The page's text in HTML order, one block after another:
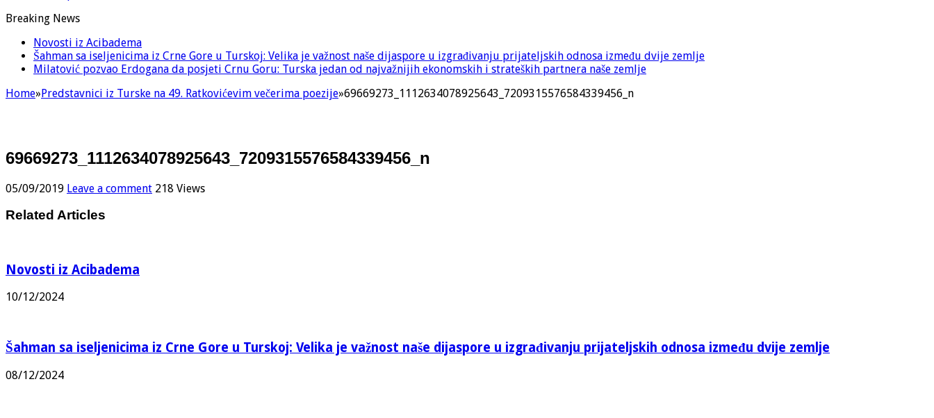
Breaking News
Novosti iz Acibadema
Šahman sa iseljenicima iz Crne Gore u Turskoj: Velika je važnost naše dijaspore u izgrađivanju prijateljskih odnosa između dvije zemlje
Milatović pozvao Erdogana da posjeti Crnu Goru: Turska jedan od najvažnijih ekonomskih i strateških partnera naše zemlje
Home»Predstavnici iz Turske na 49. Ratkovićevim večerima poezije»69669273_1112634078925643_7209315576584339456_n
69669273_1112634078925643_7209315576584339456_n
05/09/2019 Leave a comment 218 Views
Related Articles
Novosti iz Acibadema
10/12/2024
Šahman sa iseljenicima iz Crne Gore u Turskoj: Velika je važnost naše dijaspore u izgrađivanju prijateljskih odnosa između dvije zemlje
08/12/2024